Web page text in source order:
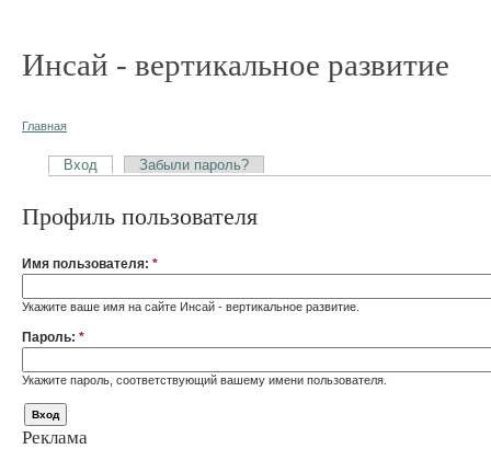
Инсай - вертикальное развитие
Главная
Вход Забыли пароль?
Профиль пользователя
Имя пользователя: *
Укажите ваше имя на сайте Инсай - вертикальное развитие.
Пароль: *
Укажите пароль, соответствующий вашему имени пользователя.
Реклама